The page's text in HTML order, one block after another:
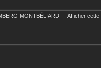
MONTBÉLIARD —Afficher cette